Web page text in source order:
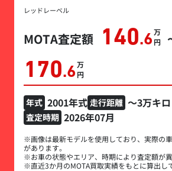
レッドレーベル
MOTA査定額 140.6万円
170.6万円
年式 2001年式 走行距離 ～3万キロ
査定時期 2026年07月
※画像は最新モデルを使用しており、実際の
があります。
※お車の状態やエリア、時期により査定額が異
※直近3か月のMOTA買取実績をもとに算出し